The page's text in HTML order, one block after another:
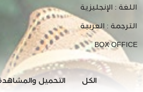
اللغة : الإنجليزية
الترجمة : العربية
BOX OFFICE
الكل التحميل